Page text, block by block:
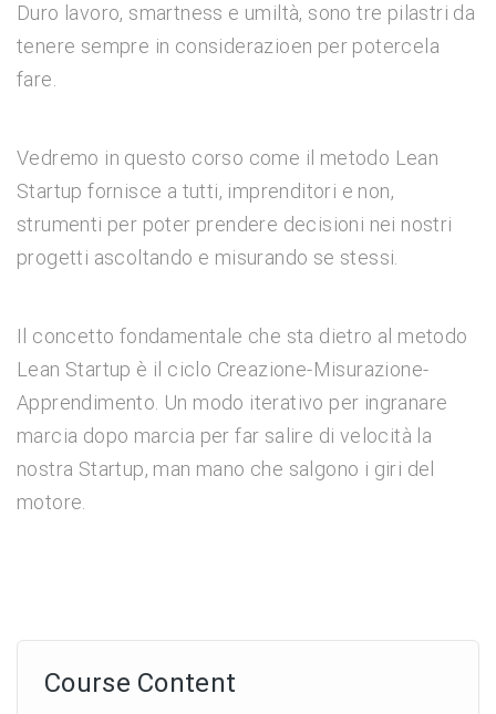
Duro lavoro, smartness e umiltà, sono tre pilastri da
tenere sempre in considerazioen per potercela
fare.
Vedremo in questo corso come il metodo Lean
Startup fornisce a tutti, imprenditori e non,
strumenti per poter prendere decisioni nei nostri
progetti ascoltando e misurando se stessi.
Il concetto fondamentale che sta dietro al metodo
Lean Startup è il ciclo Creazione-Misurazione-
Apprendimento. Un modo iterativo per ingranare
marcia dopo marcia per far salire di velocità la
nostra Startup, man mano che salgono i giri del
motore.
Course Content